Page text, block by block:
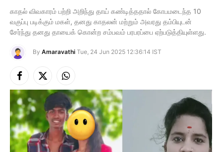
காதல் விவகாரம் பற்றி அறிந்து தாய் கண்டித்ததால் கோபமடைந்த 10
வகுப்பு படிக்கும் மகள், தனது காதலன் மற்றும் அவரது தம்பியுடன்
சேர்ந்து தனது தாயைக் கொன்ற சம்பவம் பரபரப்பை ஏற்படுத்தியுள்ளது.
By Amaravathi Tue, 24 Jun 2025 12:36:14 IST
Facebook
X
(Twitter)
Instagram